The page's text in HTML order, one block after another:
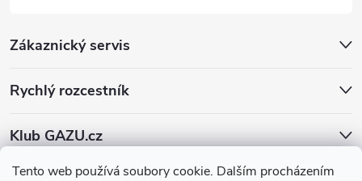
Tento web používá soubory cookie. Dalším procházením
Zákaznický servis
Rychlý rozcestník
Klub GAZU.cz